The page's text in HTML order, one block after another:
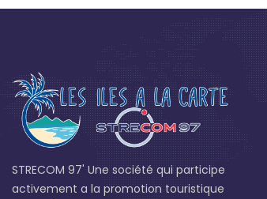
STRECOM 97' Une société qui participe
activement a la promotion touristique